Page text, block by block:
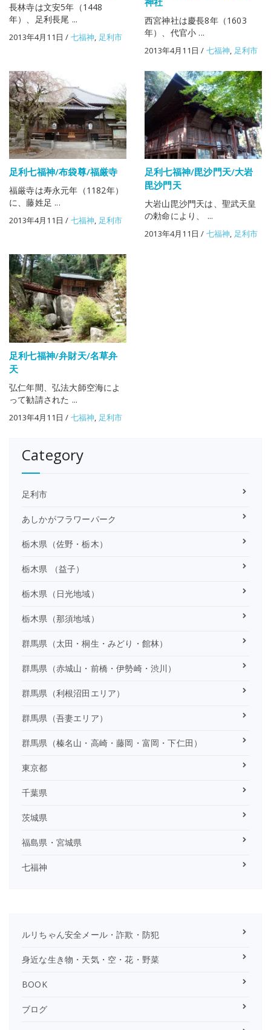
長林寺は文安5年（1448
年）、足利長尾 ...
2013年4月11日 / 七福神 足利市
西宮神社は慶長8年（1603
年）、代官小 ...
2013年4月11日 / 七福神 足利市
足利七福神/布袋尊/福厳寺
福厳寺は寿永元年（1182年）
に、藤姓足 ...
2013年4月11日 / 七福神, 足利市
足利七福神/毘沙門天/大岩
毘沙門天
大岩山毘沙門天は、聖武天皇
の勅命により、 ...
2013年4月11日 / 七福神, 足利市
足利七福神/弁財天/名草弁
天
弘仁年間、弘法大師空海によ
って勧請された ...
2013年4月11日 / 七福神 足利市
Category
足利市
あしかがフラワーパーク
栃木県（佐野・栃木）
栃木県 （益子）
栃木県（日光地域）
栃木県（那須地域）
群馬県（太田・桐生・みどり・館林）
群馬県（赤城山・前橋・伊勢崎・渋川）
群馬県（利根沼田エリア）
群馬県（吾妻エリア）
群馬県（榛名山・高崎・藤岡・富岡・下仁田）
東京都
千葉県
茨城県
福島県・宮城県
七福神
ルリちゃん安全メール・詐欺・防犯
身近な生き物・天気・空・花・野菜
BOOK
ブログ